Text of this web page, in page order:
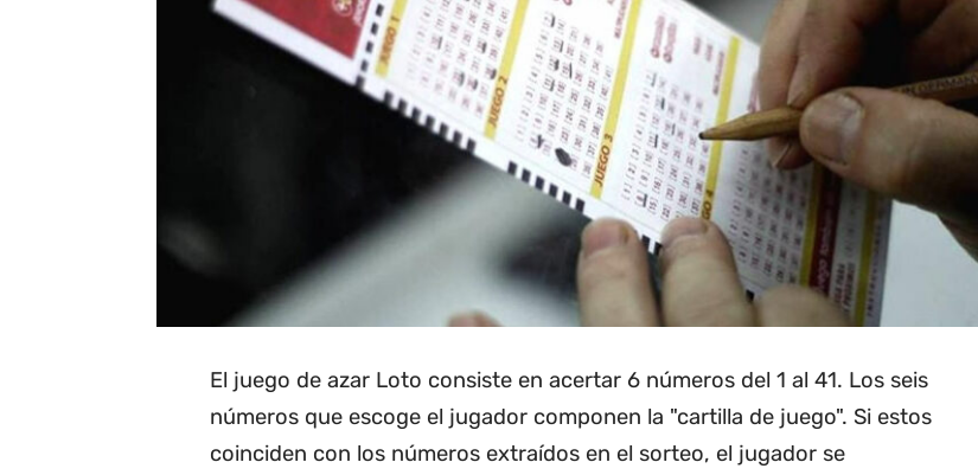
El juego de azar Loto consiste en acertar 6 números del 1 al 41. Los seis
números que escoge el jugador componen la "cartilla de juego". Si estos
coinciden con los números extraídos en el sorteo, el jugador se